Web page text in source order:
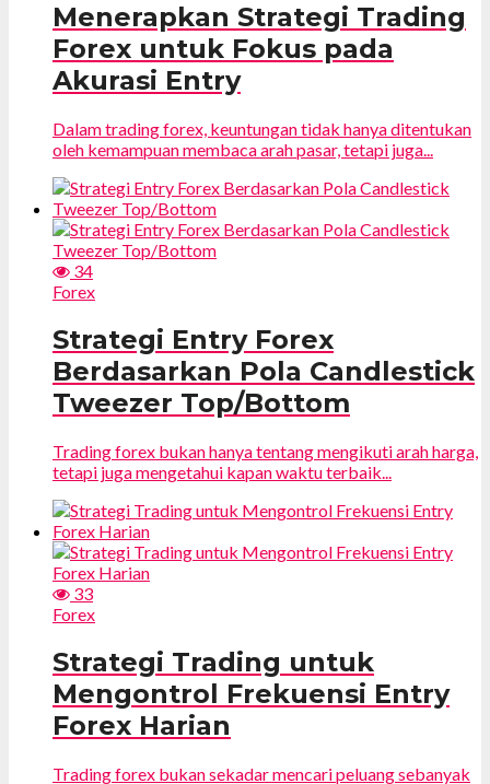
Menerapkan Strategi Trading
Forex untuk Fokus pada
Akurasi Entry
Dalam trading forex, keuntungan tidak hanya ditentukan
oleh kemampuan membaca arah pasar, tetapi juga...
34
Forex
Strategi Entry Forex
Berdasarkan Pola Candlestick
Tweezer Top/Bottom
Trading forex bukan hanya tentang mengikuti arah harga,
tetapi juga mengetahui kapan waktu terbaik...
33
Forex
Strategi Trading untuk
Mengontrol Frekuensi Entry
Forex Harian
Trading forex bukan sekadar mencari peluang sebanyak